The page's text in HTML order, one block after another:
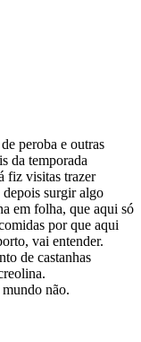
peroba e outras
da temporada
fiz visitas trazer
depois surgir algo
em folha, que aqui só
por que aqui
vai entender.
de castanhas
mundo não.